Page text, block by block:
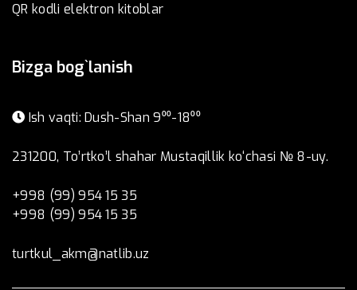
QR kodli elektron kitoblar
Bizga bog`lanish
Ish vaqti: Dush-Shan 9⁰⁰-18⁰⁰
231200, To’rtko’l shahar Mustaqillik ko‘chasi № 8-uy.
+998 (99) 954 15 35
+998 (99) 954 15 35
turtkul_akm@natlib.uz